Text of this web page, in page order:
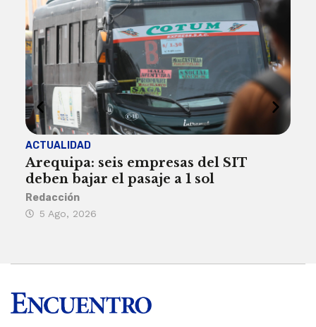
ACTUALIDAD
Arequipa: seis empresas del SIT
deben bajar el pasaje a 1 sol
Redacción
5 Ago, 2026